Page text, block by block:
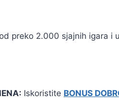
preko 2.000 sjajnih igara i
Iskoristite BONUS